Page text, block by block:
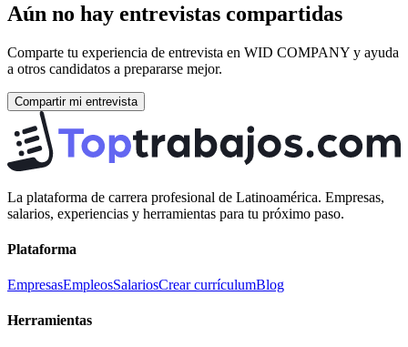
Aún no hay entrevistas compartidas
Comparte tu experiencia de entrevista en WID COMPANY y ayuda
a otros candidatos a prepararse mejor.
Compartir mi entrevista
La plataforma de carrera profesional de Latinoamérica. Empresas,
salarios, experiencias y herramientas para tu próximo paso.
Plataforma
EmpresasEmpleosSalariosCrear currículumBlog
Herramientas